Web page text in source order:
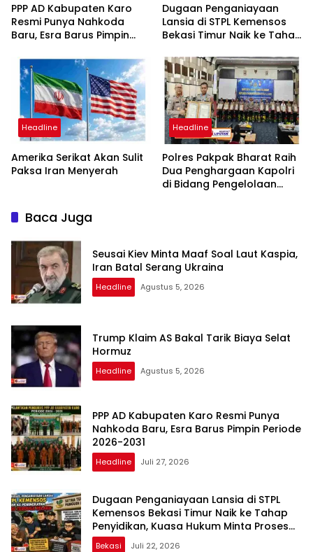
PPP AD Kabupaten Karo
Resmi Punya Nahkoda
Baru, Esra Barus Pimpin
Dugaan Penganiayaan
Lansia di STPL Kemensos
Bekasi Timur Naik ke Tahap
Minta Proses Transparan
dan Bebas Intervensi
Headline
Amerika Serikat Akan Sulit
Paksa Iran Menyerah
Headline
Polres Pakpak Bharat Raih
Dua Penghargaan Kapolri
di Bidang Pengelolaan
Baca Juga
Seusai Kiev Minta Maaf Soal Laut Kaspia,
Iran Batal Serang Ukraina
Headline Agustus 5, 2026
Trump Klaim AS Bakal Tarik Biaya Selat
Hormuz
Headline Agustus 5, 2026
PPP AD Kabupaten Karo Resmi Punya
Nahkoda Baru, Esra Barus Pimpin Periode
2026-2031
Headline Juli 27, 2026
Dugaan Penganiayaan Lansia di STPL
Kemensos Bekasi Timur Naik ke Tahap
Penyidikan, Kuasa Hukum Minta Proses
Transparan dan Bebas Intervensi
Bekasi Juli 22, 2026